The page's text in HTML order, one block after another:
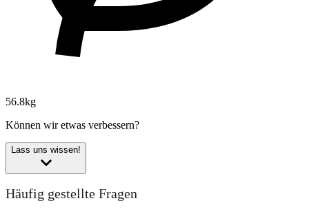
56.8kg
Können wir etwas verbessern?
Lass uns wissen!
Häufig gestellte Fragen